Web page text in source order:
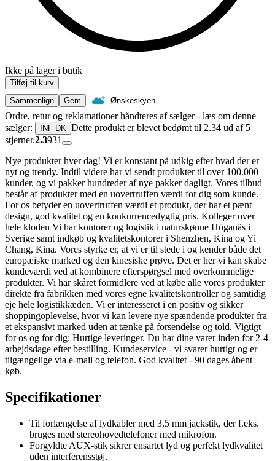
Ikke på lager i butik
Tilføj til kurv
Sammenlign
Gem Ønskeskyen
Ordre, retur og reklamationer håndteres af sælger - læs om denne
sælger:
INF DK Dette produkt er blevet bedømt til 2.34 ud af 5
stjerner.2.3931
Nye produkter hver dag! Vi er konstant på udkig efter hvad der er
nyt og trendy. Indtil videre har vi sendt produkter til over 100.000
kunder, og vi pakker hundreder af nye pakker dagligt. Vores tilbud
består af produkter med en uovertruffen værdi for dig som kunde.
For os betyder en uovertruffen værdi et produkt, der har et pænt
design, god kvalitet og en konkurrencedygtig pris. Kolleger over
hele kloden Vi har kontorer og logistik i naturskønne Höganäs i
Sverige samt indkøb og kvalitetskontorer i Shenzhen, Kina og Yi
Chang, Kina. Vores styrke er, at vi er til stede i og kender både det
europæiske marked og den kinesiske prøve. Det er her vi kan skabe
kundeværdi ved at kombinere efterspørgsel med overkommelige
produkter. Vi har skåret formidlere ved at købe alle vores produkter
direkte fra fabrikken med vores egne kvalitetskontroller og samtidig
eje hele logistikkæden. Vi er interesseret i en positiv og sikker
shoppingoplevelse, hvor vi kan levere nye spændende produkter fra
et ekspansivt marked uden at tænke på forsendelse og told. Vigtigt
for os og for dig: Hurtige leveringer. Du har dine varer inden for 2-4
arbejdsdage efter bestilling. Kundeservice - vi svarer hurtigt og er
tilgængelige via e-mail og telefon. God kvalitet - 90 dages åbent
køb.
Specifikationer
Til forlængelse af lydkabler med 3,5 mm jackstik, der f.eks.
bruges med stereohovedtelefoner med mikrofon.
Forgyldte AUX-stik sikrer ensartet lyd og perfekt lydkvalitet
uden interferensstøj.